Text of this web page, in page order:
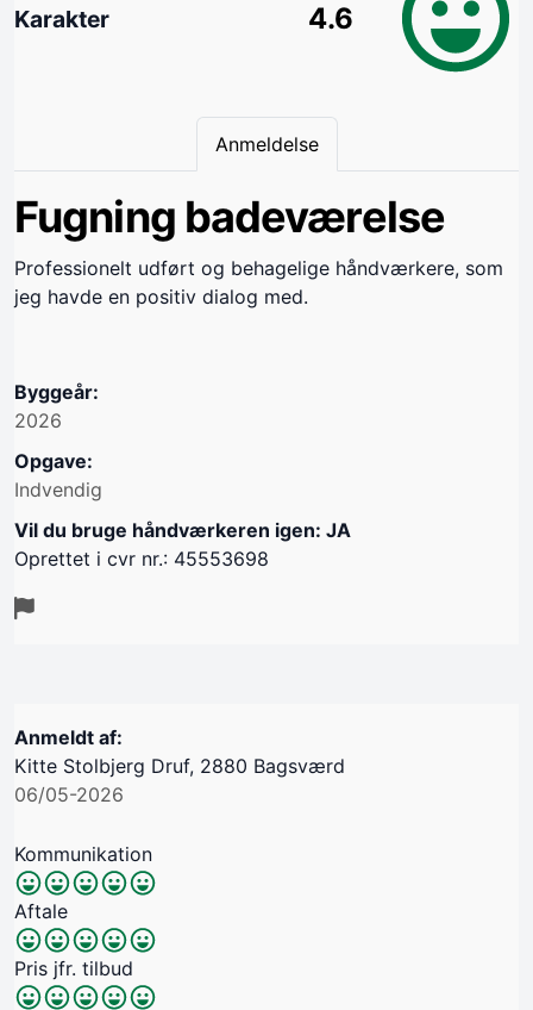
Karakter 4.6
Anmeldelse
Fugning badeværelse
Professionelt udført og behagelige håndværkere, som
jeg havde en positiv dialog med.
Byggeår:
2026
Opgave:
Indvendig
Vil du bruge håndværkeren igen: JA
Oprettet i cvr nr.: 45553698
Anmeldt af:
Kitte Stolbjerg Druf, 2880 Bagsværd
06/05-2026
Kommunikation
Aftale
Pris jfr. tilbud